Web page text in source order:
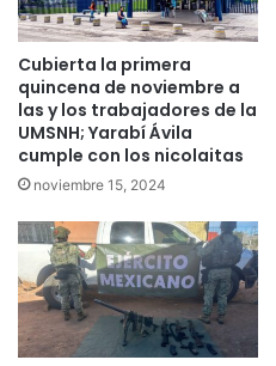
Cubierta la primera
quincena de noviembre a
las y los trabajadores de la
UMSNH; Yarabí Ávila
cumple con los nicolaitas
noviembre 15, 2024